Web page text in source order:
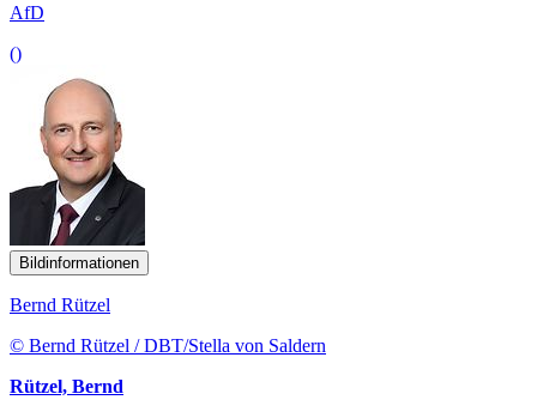
AfD
()
Bildinformationen
Bernd Rützel
© Bernd Rützel / DBT/Stella von Saldern
Rützel, Bernd